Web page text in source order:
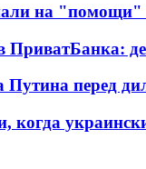
на "помощи"
ПриватБанка:
Путина перед
когда